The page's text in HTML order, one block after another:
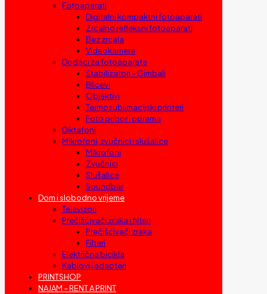
Fotoaparati
Digitalni kompaktni fotoaparati
Zrcalno refleksni fotoaparati
Bez zrcala
Videokamere
Dodaci za fotoaparate
Stabilizatori – Gimbali
Blicevi
Objektivi
Termosublimacijski printeri
Foto pribor i oprema
Diktafoni
Mikrofoni, zvučnici i slušalice
Mikrofoni
Zvučnici
Slušalice
Soundbar
Dom i slobodno vrijeme
Televizori
Prečišćivači zraka i filteri
Prečišćivači zraka
Filteri
Električna bicikla
Kablovi i adapteri
PRINTSHOP
NAJAM – RENT A PRINT